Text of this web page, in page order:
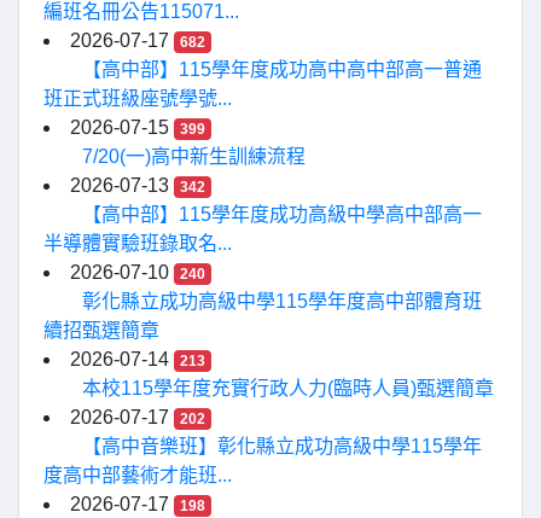
編班名冊公告115071...
2026-07-17
682
【高中部】115學年度成功高中高中部高一普通
班正式班級座號學號...
2026-07-15
399
7/20(一)高中新生訓練流程
2026-07-13
342
【高中部】115學年度成功高級中學高中部高一
半導體實驗班錄取名...
2026-07-10
240
彰化縣立成功高級中學115學年度高中部體育班
續招甄選簡章
2026-07-14
213
本校115學年度充實行政人力(臨時人員)甄選簡章
2026-07-17
202
【高中音樂班】彰化縣立成功高級中學115學年
度高中部藝術才能班...
2026-07-17
198